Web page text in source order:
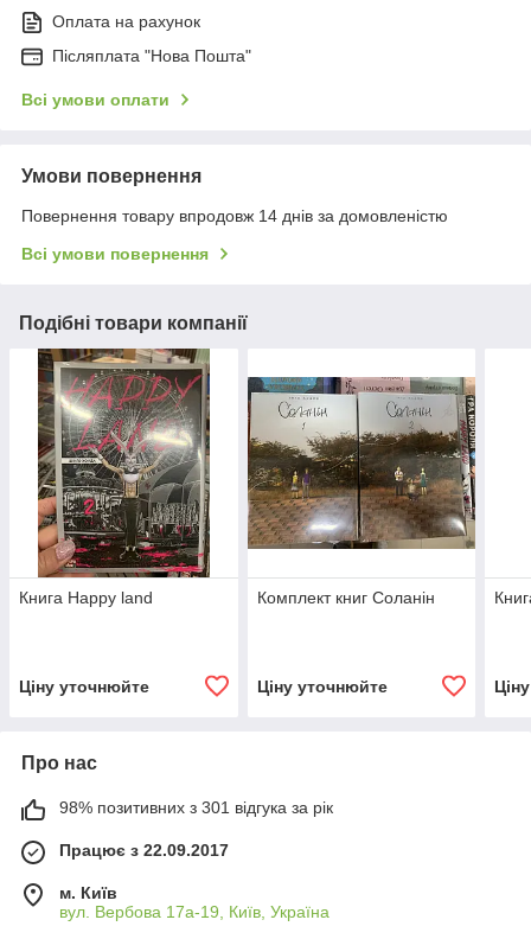
Оплата на рахунок
Післяплата "Нова Пошта"
Всі умови оплати
Умови повернення
Повернення товару впродовж 14 днів за домовленістю
Всі умови повернення
Подібні товари компанії
Книга Happy land
Ціну уточнюйте
Комплект книг Соланін
Ціну уточнюйте
Про нас
98% позитивних з 301 відгука за рік
Працює з 22.09.2017
м. Київ
вул. Вербова 17а-19, Київ, Україна